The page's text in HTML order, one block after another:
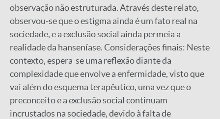
observação não estruturada. Através deste relato,
observou-se que o estigma ainda é um fato real na
sociedade, e a exclusão social ainda permeia a
realidade da hanseníase. Considerações finais: Neste
contexto, espera-se uma reflexão diante da
complexidade que envolve a enfermidade, visto que
vai além do esquema terapêutico, uma vez que o
preconceito e a exclusão social continuam
incrustados na sociedade, devido à falta de